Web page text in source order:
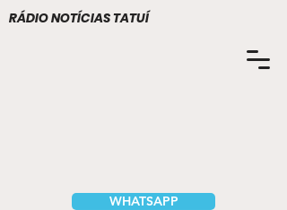
WHATSAPP
RÁDIO NOTÍCIAS TATUÍ